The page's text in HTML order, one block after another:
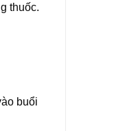
thuốc.
buổi